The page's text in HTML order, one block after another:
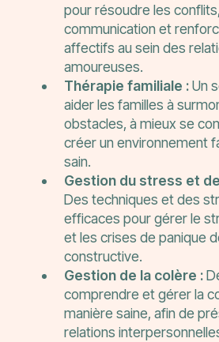
pour résoudre les
communication et
affectifs au sein des
amoureuses.
Thérapie familiale :Un
aider les familles à
obstacles, à mieux se
créer un environnement
sain.
Gestion du stress et
Des techniques et des
efficaces pour gérer le
et les crises de panique
constructive.
Gestion de la colère :
comprendre et gérer la
manière saine, afin de
relations